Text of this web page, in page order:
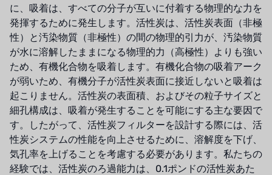
に、吸着は、すべての分子が互いに付着する物理的な力を
発揮するために発生します。活性炭は、活性炭表面（非極
性）と汚染物質（非極性）の間の物理的引力が、汚染物質
が水に溶解したままになる物理的力（高極性）よりも強い
ため、有機化合物を吸着します。有機化合物の吸着アーク
が弱いため、有機分子が活性炭表面に接近しないと吸着は
起こりません。活性炭の表面積、およびその粒子サイズと
細孔構成は、吸着が発生することを可能にする主な要因で
す。したがって、活性炭フィルターを設計する際には、活
性炭システムの性能を向上させるために、溶解度を下げ、
気孔率を上げることを考慮する必要があります。私たちの
経験では、活性炭のろ過能力は、0.1ポンドの活性炭あた